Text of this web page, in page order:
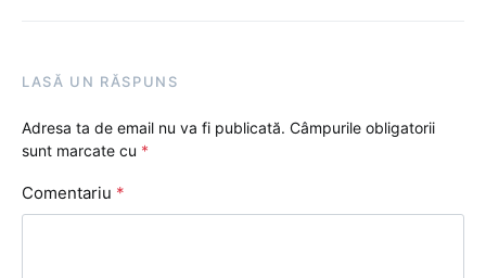
LASĂ UN RĂSPUNS
Adresa ta de email nu va fi publicată. Câmpurile obligatorii
sunt marcate cu *
Comentariu *